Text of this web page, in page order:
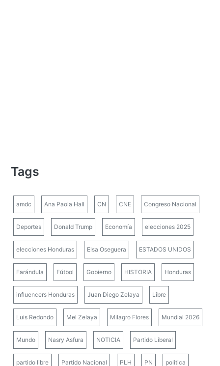
Tags
amdc Ana Paola Hall CN CNE Congreso Nacional
Deportes Donald Trump Economía elecciones 2025
elecciones Honduras Elsa Oseguera ESTADOS UNIDOS
Farándula Fútbol Gobierno HISTORIA Honduras
influencers Honduras Juan Diego Zelaya Libre
Luis Redondo Mel Zelaya Milagro Flores Mundial 2026
Mundo Nasry Asfura NOTICIA Partido Liberal
partido libre Partido Nacional PLH PN politica